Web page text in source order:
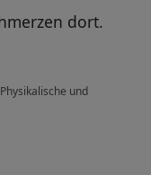
dort.
und